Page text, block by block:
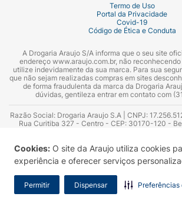
Cookies: O site da Araujo utiliza cookies
experiência e oferecer serviços
Permitir Dispensar Preferências
Termo de Uso
Portal da Privacidade
Covid-19
Código de Ética e Conduta
A Drogaria Araujo S/A informa que o seu site
endereço www.araujo.com.br, não
utilize indevidamente da sua marca. Para sua
que não sejam realizadas compras em sites
de forma fraudulenta da marca da Drogaria
dúvidas, gentileza entrar em contato com
Razão Social: Drogaria Araujo S.A | CNPJ:
Rua Curitiba 327 - Centro - CEP: 30170-120 -
Azevedo Guimarães – CRF 10.965 | Yasmin Silva
Consultor substituto: Thiago Aguiar Pinheiro -
Sanitário: 2025020713 | Autorização de